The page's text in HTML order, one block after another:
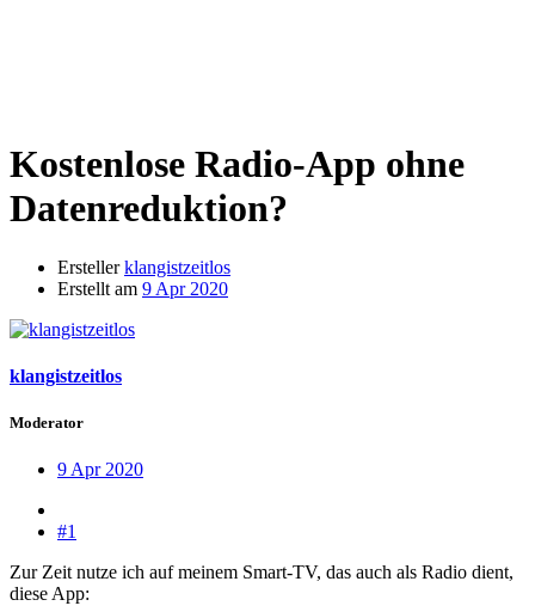
Kostenlose Radio-App ohne
Datenreduktion?
Ersteller klangistzeitlos
Erstellt am 9 Apr 2020
klangistzeitlos
Moderator
9 Apr 2020
#1
Zur Zeit nutze ich auf meinem Smart-TV, das auch als Radio dient,
diese App: